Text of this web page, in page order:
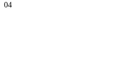
04